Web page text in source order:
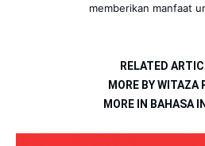
memberikan manfaat
RELATED
MORE BY WITAZA
MORE IN BAHASA